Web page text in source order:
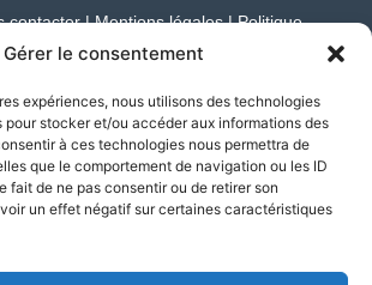
Gérer le consentement
expériences, nous utilisons des technologies
pour stocker et/ou accéder aux informations des
à ces technologies nous permettra de
que le comportement de navigation ou les ID
fait de ne pas consentir ou de retirer son
un effet négatif sur certaines caractéristiques
contacter|Mentions légales|Politique
de confidentialité